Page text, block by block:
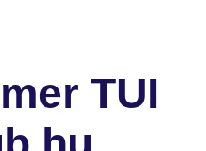
TUI